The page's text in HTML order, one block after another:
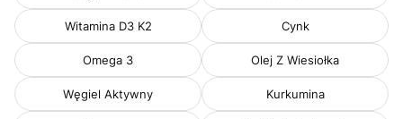
Witamina D3 K2 Cynk
Omega 3 Olej Z Wiesiołka
Węgiel Aktywny Kurkumina